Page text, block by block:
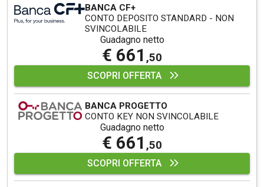
BANCA CF+
CONTO DEPOSITO STANDARD - NON
SVINCOLABILE
Guadagno netto
€ 661 ,50
SCOPRI OFFERTA
BANCA PROGETTO
CONTO KEY NON SVINCOLABILE
Guadagno netto
€ 661 ,50
SCOPRI OFFERTA